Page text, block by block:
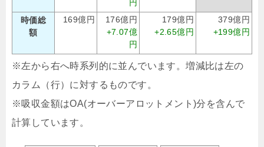
円
時価総
額
169億円
176億円
+7.07億
円
179億円
+2.65億円
379億円
+199億円
※左から右へ時系列的に並んでいます。増減比は左の
カラム（行）に対するものです。
※吸収金額はOA(オーバーアロットメント)分を含んで
計算しています。